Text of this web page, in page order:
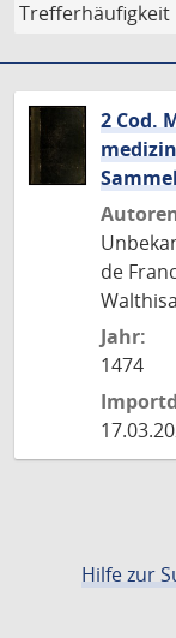
2 Cod.
de
Jahr:
1474
Hilfe zur